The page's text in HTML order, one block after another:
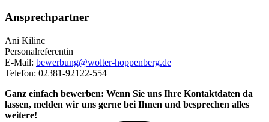
Ansprechpartner
Ani Kilinc
Personalreferentin
E-Mail: bewerbung@wolter-hoppenberg.de
Telefon: 02381-92122-554
Ganz einfach bewerben: Wenn Sie uns Ihre Kontaktdaten da
lassen, melden wir uns gerne bei Ihnen und besprechen alles
weitere!